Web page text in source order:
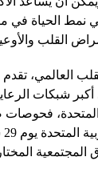
القلب
العالمي،
أكبر شبكات
المتحدة،
المجتمعية